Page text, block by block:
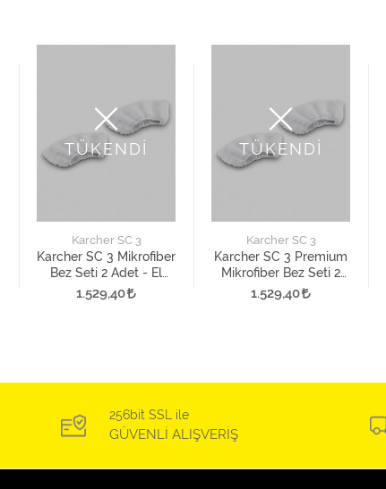
TÜKENDİ
Karcher SC 3
Karcher SC 3 Mikrofiber
Bez Seti 2 Adet - El
Aparatı İçin
1.529,40
TÜKENDİ
Karcher SC 3
Karcher SC 3 Premium
Mikrofiber Bez Seti 2
Adet - El Aparatı İçin
1.529,40
256bit SSL ile
GÜVENLİ ALIŞVERİŞ